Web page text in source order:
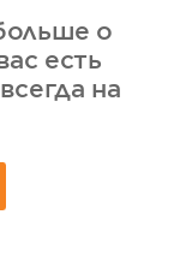
о
есть
на